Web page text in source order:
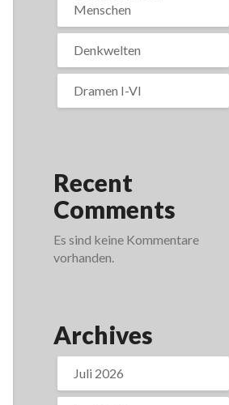
Menschen
Denkwelten
Dramen I-VI
Recent
Comments
Es sind keine Kommentare
vorhanden.
Archives
Juli 2026